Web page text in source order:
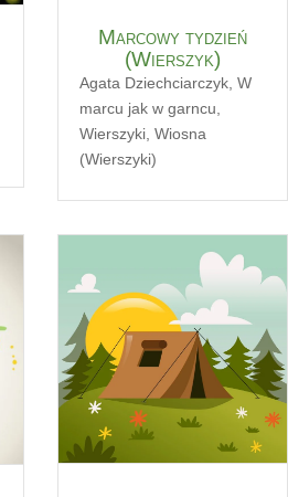
Marcowy tydzień
(Wierszyk)
Agata Dziechciarczyk, W
marcu jak w garncu,
Wierszyki, Wiosna
(Wierszyki)